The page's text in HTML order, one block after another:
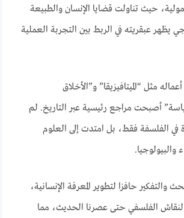
حيث تناولت قضايا الإنسان والطبيعة
يظهر عبقريته في الربط بين التجربة العملية
مثل “الميتافيزيقا” و”الأخلاق
أصبحت مراجع رئيسية عبر التاريخ. لم
في الفلسفة فقط، بل امتدت إلى العلوم
والبيولوجيا.
والتفكير حافزا لتطوير المعرفة الإنسانية،
الفلسفي حتى عصرنا الحديث، مما